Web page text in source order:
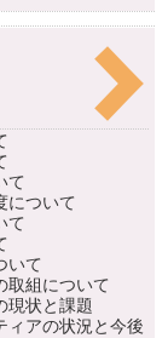
て
ついて
て
いて
組について
状と課題
アの状況と今後